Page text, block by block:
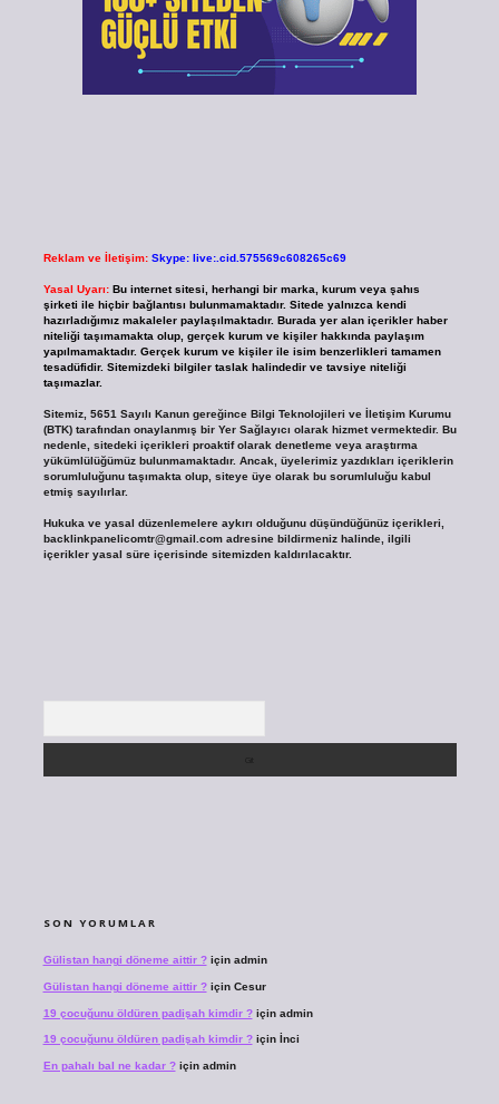
Reklam ve İletişim: Skype: live:.cid.575569c608265c69
Yasal Uyarı: Bu internet sitesi, herhangi bir marka, kurum veya şahıs
şirketi ile hiçbir bağlantısı bulunmamaktadır. Sitede yalnızca kendi
hazırladığımız makaleler paylaşılmaktadır. Burada yer alan içerikler haber
niteliği taşımamakta olup, gerçek kurum ve kişiler hakkında paylaşım
yapılmamaktadır. Gerçek kurum ve kişiler ile isim benzerlikleri tamamen
tesadüfidir. Sitemizdeki bilgiler taslak halindedir ve tavsiye niteliği
taşımazlar.
Sitemiz, 5651 Sayılı Kanun gereğince Bilgi Teknolojileri ve İletişim Kurumu
(BTK) tarafından onaylanmış bir Yer Sağlayıcı olarak hizmet vermektedir. Bu
nedenle, sitedeki içerikleri proaktif olarak denetleme veya araştırma
yükümlülüğümüz bulunmamaktadır. Ancak, üyelerimiz yazdıkları içeriklerin
sorumluluğunu taşımakta olup, siteye üye olarak bu sorumluluğu kabul
etmiş sayılırlar.
Hukuka ve yasal düzenlemelere aykırı olduğunu düşündüğünüz içerikleri,
backlinkpanelicomtr@gmail.comadresine bildirmeniz halinde, ilgili
içerikler yasal süre içerisinde sitemizden kaldırılacaktır.
SON YORUMLAR
Gülistan hangi döneme aittir ?için admin
Gülistan hangi döneme aittir ?için Cesur
19 çocuğunu öldüren padişah kimdir ?için admin
19 çocuğunu öldüren padişah kimdir ?için İnci
En pahalı bal ne kadar ?için admin